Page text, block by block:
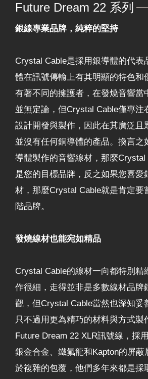
Future Dream 22 系列
銀線專業品牌，純粹的堅持
Crystal Cable是採用銀導體的代表
體在訊號傳輸上有其明顯的特色和
有著不同的擁護者，在發燒音響當
並無定論，但Crystal Cable僅專注
設計開發與製作，因此在其廣泛且
並沒有任何銅導體的產品。換言之
導體製作的音響線材，那麼Crystal
是您的目標品牌，反之如果您喜愛
材，那麼Crystal Cable就是肯定要
階品牌。
發燒線材也能宛如精品
Crystal Cable的線材一向都特別精
作很細，走得並非是多數線材品牌
觀，但Crystal Cable當然也深知妥
只不過用更為精巧的材料與方式製
Future Dream 22 XLR訊號線，採
銀金合金、鐵氟龍和Kapton的屏蔽
於複雜的包覆，他們多年來都是採